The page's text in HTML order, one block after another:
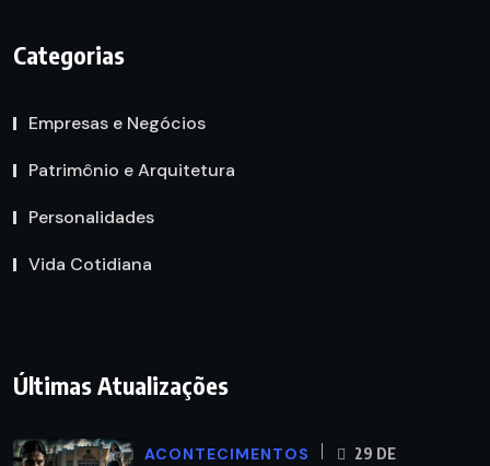
Categorias
Empresas e Negócios
Patrimônio e Arquitetura
Personalidades
Vida Cotidiana
Últimas Atualizações
ACONTECIMENTOS
29 DE